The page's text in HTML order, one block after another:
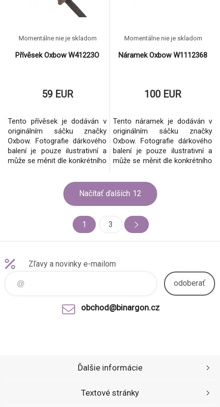
Přívěsek Oxbow W41223O
Momentálne nie je skladom
59 EUR
Tento přívěsek je dodáván v
originálním sáčku značky
Oxbow. Fotografie dárkového
balení je pouze ilustrativní a
může se měnit dle konkrétního
originální balení dané značky.
Náramek Oxbow W1112368
Momentálne nie je skladom
100 EUR
Tento náramek je dodáván v
originálním sáčku značky
Oxbow. Fotografie dárkového
balení je pouze ilustrativní a
může se měnit dle konkrétního
originální balení dané značky.
Načítať ďalších 12
1 3
Zľavy a novinky e-mailom
odoberať
obchod@binargon.cz
Ďalšie informácie
Textové stránky